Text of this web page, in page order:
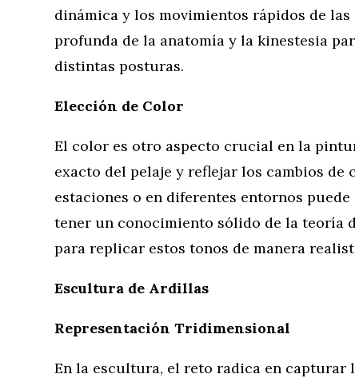
dinámica y los movimientos rápidos de
profunda de la anatomía y la kinestesia
distintas posturas.
Elección de Color
El color es otro aspecto crucial en la
exacto del pelaje y reflejar los cambios de
estaciones o en diferentes entornos
tener un conocimiento sólido de la teoría
para replicar estos tonos de manera
Escultura de Ardillas
Representación Tridimensional
En la escultura, el reto radica en